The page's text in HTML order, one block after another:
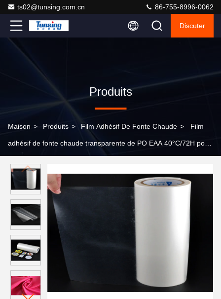
ts02@tunsing.com.cn 86-755-8996-0062
Discuter
Produits
Maison > Produits > Film Adhésif De Fonte Chaude > Film
adhésif de fonte chaude transparente de PO EAA 40°C/72H pour